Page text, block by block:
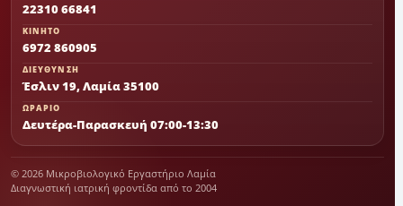
22310 66841
ΚΙΝΗΤΟ
6972 860905
ΔΙΕΥΘΥΝΣΗ
Έσλιν 19, Λαμία 35100
ΩΡΑΡΙΟ
Δευτέρα-Παρασκευή 07:00-13:30
© 2026 Μικροβιολογικό Εργαστήριο Λαμία
Διαγνωστική ιατρική φροντίδα από το 2004